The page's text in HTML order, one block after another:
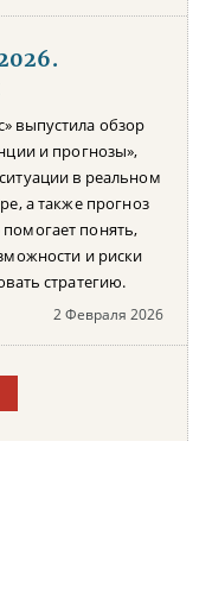
выпустила обзор
и прогнозы»,
в реальном
а также прогноз
понять,
и риски
стратегию.
2 Февраля 2026